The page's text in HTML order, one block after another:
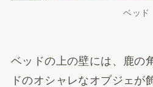
ベッド
ベッドの上の壁には、鹿の
ドのオシャレなオブジェが